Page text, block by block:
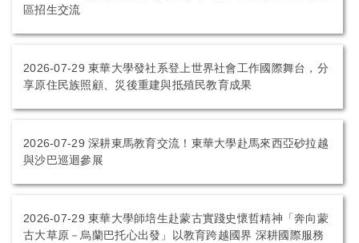
區招生交流
2026-07-29東華大學發社系登上世界社會工作國際舞台，分
享原住民族照顧、災後重建與抵殖民教育成果
2026-07-29深耕東馬教育交流！東華大學赴馬來西亞砂拉越
與沙巴巡迴參展
2026-07-29東華大學師培生赴蒙古實踐史懷哲精神「奔向蒙
古大草原－烏蘭巴托心出發」以教育跨越國界 深耕國際服務